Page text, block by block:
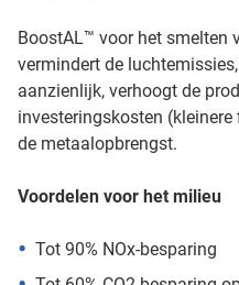
BoostAL™ voor het smelten
vermindert de
aanzienlijk, verhoogt de
investeringskosten
de metaalopbrengst.
Voordelen voor het milieu
Tot 90% NOx-besparing